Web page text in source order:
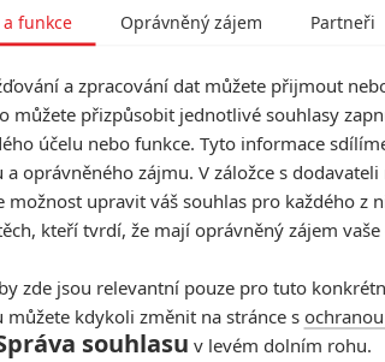
vysvětluje, proč
dělají akci blbě
Anarvin | 29.06.2025 15:17
0
Chad Stahelsi hovoří o Johnu
dalších chystaných filmech z jeho
John Wick 5 bude
a funkce Oprávněný zájem Partneři
a zpracování dat můžete přijmout
můžete přizpůsobit jednotlivé souhlasy
účelu nebo funkce. Tyto informace
a oprávněného zájmu. V záložce s
možnost upravit váš souhlas pro každého z
kteří tvrdí, že mají oprávněný zájem vaše
zde jsou relevantní pouze pro tuto
můžete kdykoli změnit na stránce s
souhlasu v levém dolním rohu.